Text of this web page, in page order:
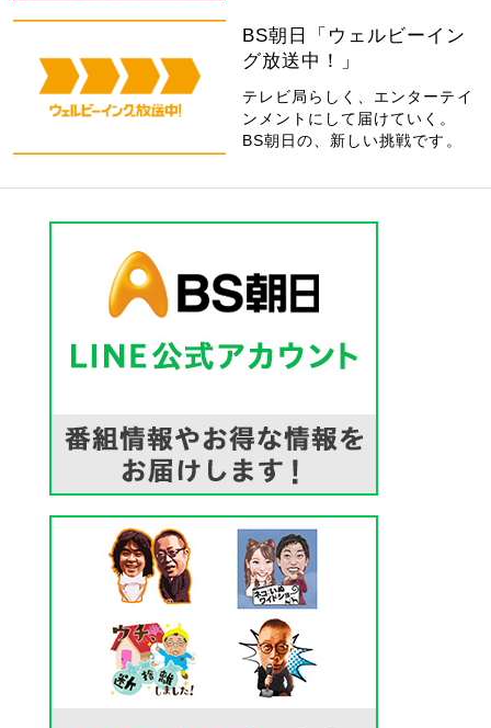
BS朝日「ウェルビーイン
グ放送中！」
テレビ局らしく、エンターテイ
ンメントにして届けていく。
BS朝日の、新しい挑戦です。